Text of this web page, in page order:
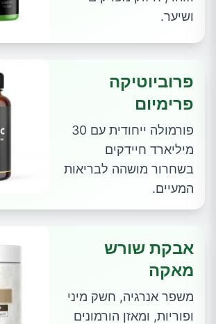
ושיער.
פרוביוטיקה
פרימיום
פורמולה ייחודית עם 30
מיליארד חיידקים
בשחרור מושהה לבריאות
המעיים.
אבקת שורש
מאקה
משפר אנרגיה, חשק מיני
ופוריות, ומאזן הורמונים